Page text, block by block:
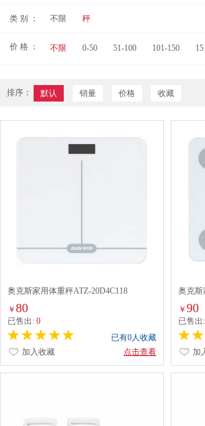
类 别 ： 不限 秤
价 格 ： 不限 0-50 51-100 101-150
排序： 默认 销量 价格 收藏
奥克斯家用体重秤ATZ-20D4C118
￥ 80
已售出: 0
已有0人收藏
点击查看
加入收藏
奥克斯
￥90
已售
加